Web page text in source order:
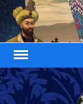
Skip
to
content